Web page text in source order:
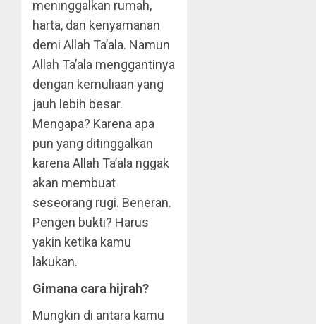
meninggalkan rumah,
harta, dan kenyamanan
demi Allah Ta’ala. Namun
Allah Ta’ala menggantinya
dengan kemuliaan yang
jauh lebih besar.
Mengapa? Karena apa
pun yang ditinggalkan
karena Allah Ta’ala nggak
akan membuat
seseorang rugi. Beneran.
Pengen bukti? Harus
yakin ketika kamu
lakukan.
Gimana cara hijrah?
Mungkin di antara kamu